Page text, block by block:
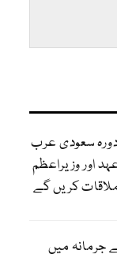
سعودی عرب
اور وزیراعظم
کریں گے
جرمانہ میں